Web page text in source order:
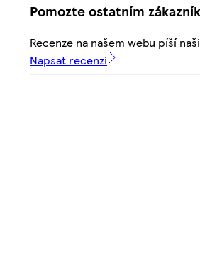
Pomozte ostatním
Recenze na našem webu píší
Napsat recenzi